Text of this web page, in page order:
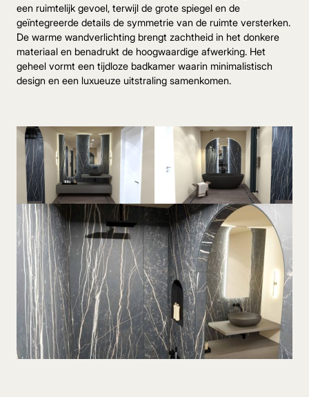
een ruimtelijk gevoel, terwijl de grote spiegel en de
geïntegreerde details de symmetrie van de ruimte versterken.
De warme wandverlichting brengt zachtheid in het donkere
materiaal en benadrukt de hoogwaardige afwerking. Het
geheel vormt een tijdloze badkamer waarin minimalistisch
design en een luxueuze uitstraling samenkomen.